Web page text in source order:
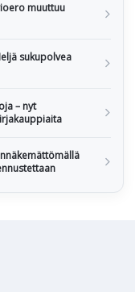
muuttuu
sukupolvea
– nyt